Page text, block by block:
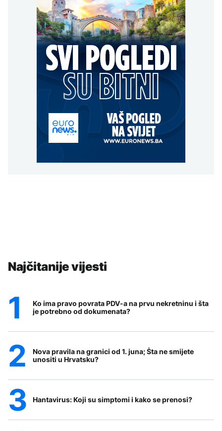
Najčitanije vijesti
Ko ima pravo povrata PDV-a na prvu nekretninu i šta
je potrebno od dokumenata?
Nova pravila na granici od 1. juna; Šta ne smijete
unositi u Hrvatsku?
Hantavirus: Koji su simptomi i kako se prenosi?